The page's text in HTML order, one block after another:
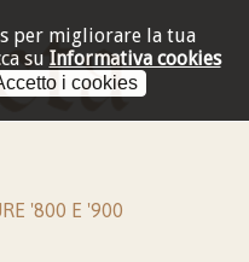
per migliorare la tua
su Informativa cookies
i cookies
'800 E '900